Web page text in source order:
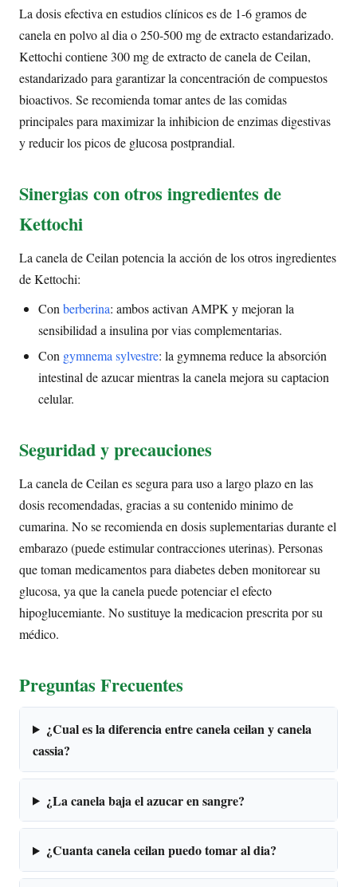
La dosis efectiva en estudios clínicos es de 1-6 gramos de
canela en polvo al dia o 250-500 mg de extracto estandarizado.
Kettochi contiene 300 mg de extracto de canela de Ceilan,
estandarizado para garantizar la concentración de compuestos
bioactivos. Se recomienda tomar antes de las comidas
principales para maximizar la inhibicion de enzimas digestivas
y reducir los picos de glucosa postprandial.
Sinergias con otros ingredientes de
Kettochi
La canela de Ceilan potencia la acción de los otros ingredientes
de Kettochi:
Con berberina: ambos activan AMPK y mejoran la
sensibilidad a insulina por vias complementarias.
Con gymnema sylvestre: la gymnema reduce la absorción
intestinal de azucar mientras la canela mejora su captacion
celular.
Seguridad y precauciones
La canela de Ceilan es segura para uso a largo plazo en las
dosis recomendadas, gracias a su contenido minimo de
cumarina. No se recomienda en dosis suplementarias durante el
embarazo (puede estimular contracciones uterinas). Personas
que toman medicamentos para diabetes deben monitorear su
glucosa, ya que la canela puede potenciar el efecto
hipoglucemiante. No sustituye la medicacion prescrita por su
médico.
Preguntas Frecuentes
¿Cual es la diferencia entre canela ceilan y canela
cassia?
¿La canela baja el azucar en sangre?
¿Cuanta canela ceilan puedo tomar al dia?